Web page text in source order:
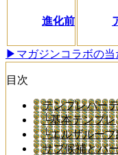
進化前
▶マガジンコラボの当
目次
テンプレパー
└基本テンプレ
└エルザループ
サブ候補とパ